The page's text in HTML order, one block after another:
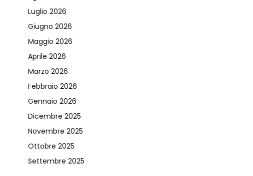
Luglio 2026
Giugno 2026
Maggio 2026
Aprile 2026
Marzo 2026
Febbraio 2026
Gennaio 2026
Dicembre 2025
Novembre 2025
Ottobre 2025
Settembre 2025